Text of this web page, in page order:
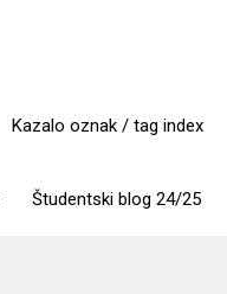
Kazalo oznak / tag index
Študentski blog 24/25